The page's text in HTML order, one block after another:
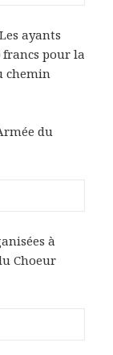
ayants
francs pour la
chemin
du
à
Choeur